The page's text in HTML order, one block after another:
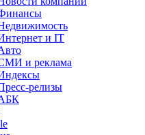
и IT
и реклама
релизы